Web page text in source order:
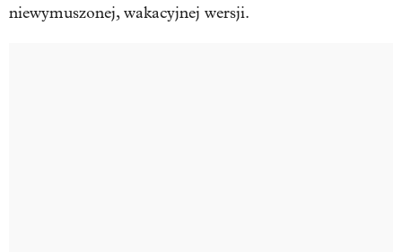
niewymuszonej, wakacyjnej wersji.